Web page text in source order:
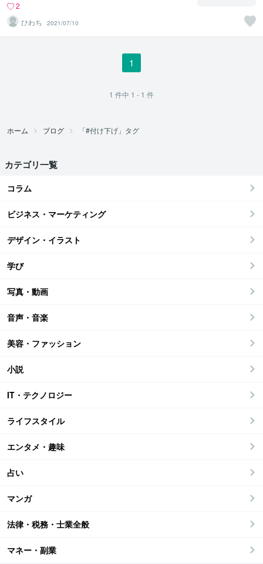
2
ひわち
2021/07/10
1
1 件中 1 - 1 件
ホーム ブログ 「#付け下げ」タグ
カテゴリ一覧
コラム
ビジネス・マーケティング
デザイン・イラスト
学び
写真・動画
音声・音楽
美容・ファッション
小説
IT・テクノロジー
ライフスタイル
エンタメ・趣味
占い
マンガ
法律・税務・士業全般
マネー・副業